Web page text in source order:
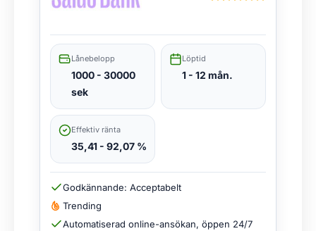
Lånebelopp
1000 - 30000
sek
Löptid
1 - 12 mån.
Effektiv ränta
35,41 - 92,07 %
Godkännande: Acceptabelt
Trending
Automatiserad online-ansökan, öppen 24/7